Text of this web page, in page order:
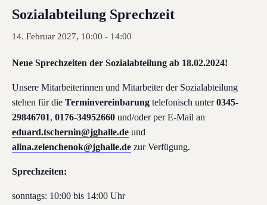
Sozialabteilung Sprechzeit
14. Februar 2027, 10:00 - 14:00
Neue Sprechzeiten der Sozialabteilung ab 18.02.2024!
Unsere Mitarbeiterinnen und Mitarbeiter der Sozialabteilung
stehen für die Terminvereinbarung telefonisch unter0345-
29846701, 0176-34952660 und/oder per E-Mail an
eduard.tschernin@jghalle.de und
alina.zelenchenok@jghalle.de zur Verfügung.
Sprechzeiten:
sonntags: 10:00 bis 14:00 Uhr